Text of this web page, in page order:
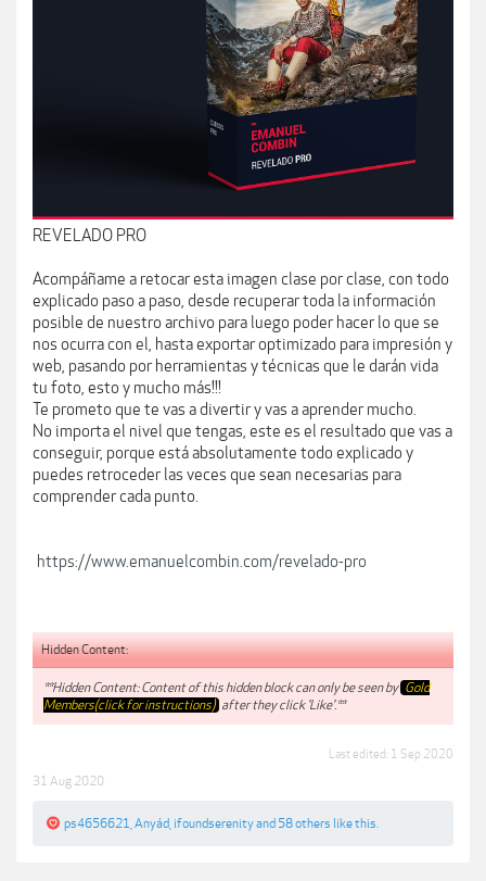
REVELADO PRO
Acompáñame a retocar esta imagen clase por clase, con todo
explicado paso a paso, desde recuperar toda la información
posible de nuestro archivo para luego poder hacer lo que se
nos ocurra con el, hasta exportar optimizado para impresión y
web, pasando por herramientas y técnicas que le darán vida
tu foto, esto y mucho más!!!
Te prometo que te vas a divertir y vas a aprender mucho.
No importa el nivel que tengas, este es el resultado que vas a
conseguir, porque está absolutamente todo explicado y
puedes retroceder las veces que sean necesarias para
comprender cada punto.
https://www.emanuelcombin.com/revelado-pro
Hidden Content:
**Hidden Content: Content of this hidden block can only be seen by Gold
Members(click for instructions) after they click 'Like'.**
Last edited: 1 Sep 2020
31 Aug 2020
ps4656621 Anyád ifoundserenityand 58 others like this.